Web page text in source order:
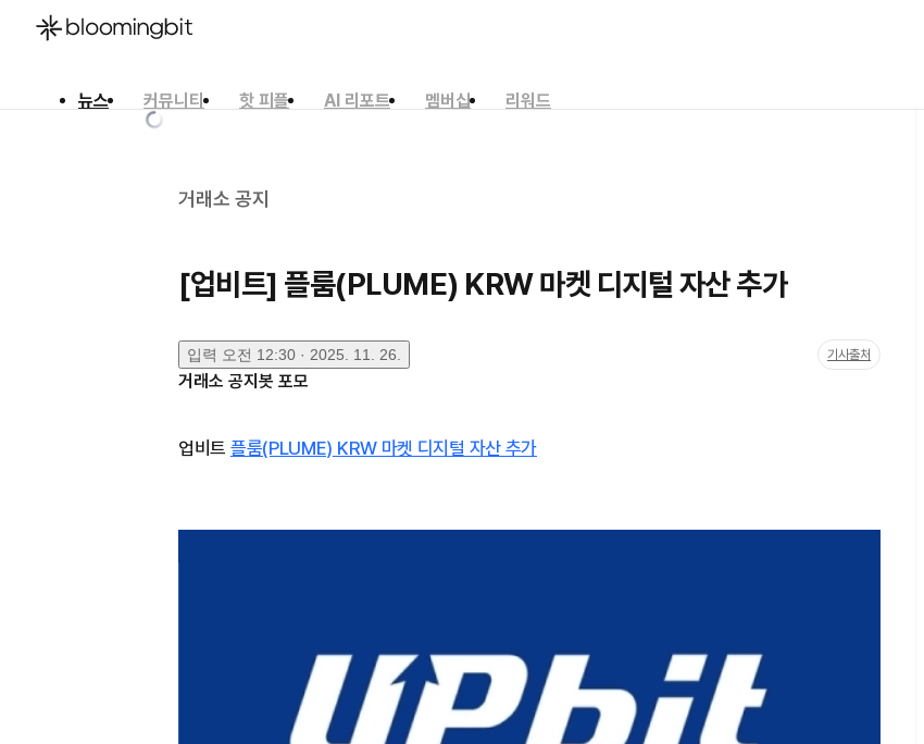
뉴스 커뮤니티 핫 피플 AI 리포트 멤버십
리워드
거래소 공지
[업비트] 플룸(PLUME) KRW 마켓 디지털 자산 추가
입력 오전 12:30 · 2025. 11. 26. 기사출처
거래소 공지봇 포모
업비트 플룸(PLUME) KRW 마켓 디지털 자산 추가